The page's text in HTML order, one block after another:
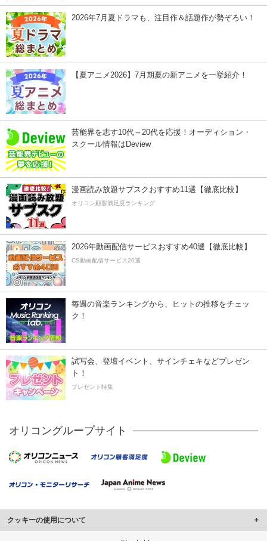
2026年7月夏ドラマも、注目作＆話題作が勢ぞろい！
【夏アニメ2026】7月期夏の新アニメを一挙紹介！
芸能界を志す10代～20代を応援！オーディション・
スクール情報はDeview
漫画読み放題サブスクおすすめ11選【徹底比較】
オリコン顧客満足度ランキング
2026年動画配信サービスおすすめ40選【徹底比較】
CS動画配信サービス20選
毎週の音楽ランキングから、ヒットの推移をチェッ
ク！
試写会、登壇イベント、サインチェキなどプレゼン
ト！
プレゼント特集
オリコングループサイト
クッキーの使用について